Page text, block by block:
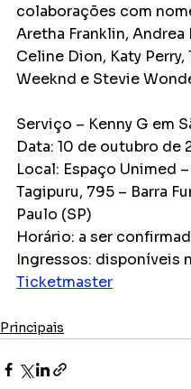
colaborações com
Aretha Franklin, Andrea
Celine Dion, Katy Perry,
Weeknd e Stevie
Serviço – Kenny G em
Data: 10 de outubro de
Local: Espaço Unimed –
Tagipuru, 795 – Barra
Paulo (SP)
Horário: a ser
Ingressos: disponíveis
Ticketmaster
Principais